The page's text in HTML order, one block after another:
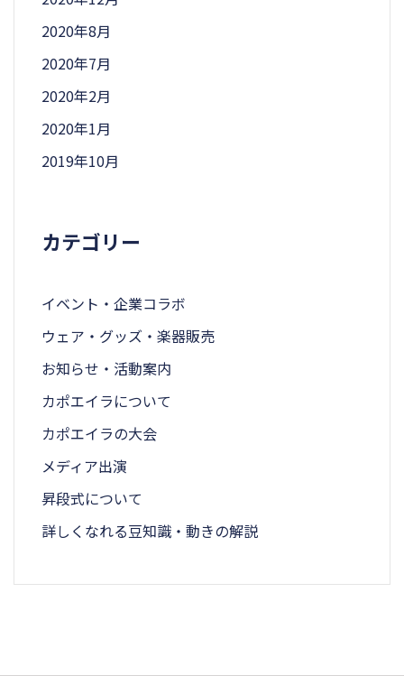
2020年8月
2020年7月
2020年2月
2020年1月
2019年10月
カテゴリー
イベント・企業コラボ
ウェア・グッズ・楽器販売
お知らせ・活動案内
カポエイラについて
カポエイラの大会
メディア出演
昇段式について
詳しくなれる豆知識・動きの解説